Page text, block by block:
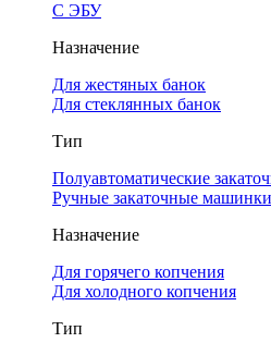
С ЭБУ
Назначение
Для жестяных банок
Для стеклянных банок
Тип
Полуавтоматические
Ручные закаточные машинки
Назначение
Для горячего копчения
Для холодного копчения
Тип